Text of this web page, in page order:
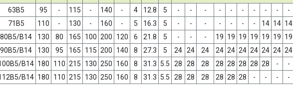
63B5 95 - 115 - 140 - 4 12.8 5 - - - - - - - - - -
71B5
110 - 130 - 160 - 5 16.3 5 - - - - - - - 14 14 14
80B5/B14
130 80 165 100 200 120 6 21.8 5 - - - 19 19 19 19 19 19 19
90B5/B14
130 95 165 115 200 140 8 27.3 5 24 24 24 24 24 24 24 24 24 24
B14 180 110 215 130 250 160 8 31.3 5.5 28 28 28 28 28 28 28 28 - -
B14 180 110 215 130 250 160 8 31.3 5.5 28 28 28 28 28 28 - - - -